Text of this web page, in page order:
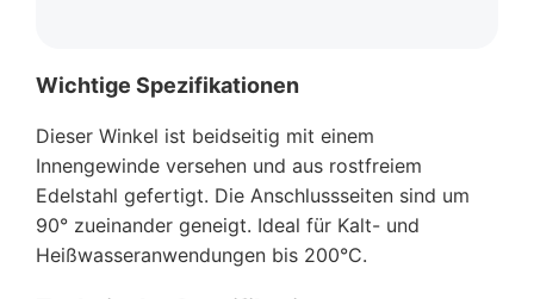
Wichtige Spezifikationen
Dieser Winkel ist beidseitig mit einem
Innengewinde versehen und aus rostfreiem
Edelstahl gefertigt. Die Anschlussseiten sind um
90° zueinander geneigt. Ideal für Kalt- und
Heißwasseranwendungen bis 200°C.